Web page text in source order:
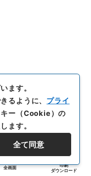
全画面
印刷
ダウンロード
ます。
るように、 プライ
ー（Cookie）の
ます。
全て同意